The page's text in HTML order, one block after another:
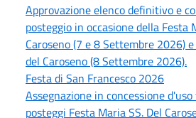
Approvazione elenco definitivo e
posteggio in occasione della Festa
Caroseno (7 e 8 Settembre 2026)
del Caroseno (8 Settembre 2026).
Festa di San Francesco 2026
Assegnazione in concessione
posteggi Festa Maria SS. Del